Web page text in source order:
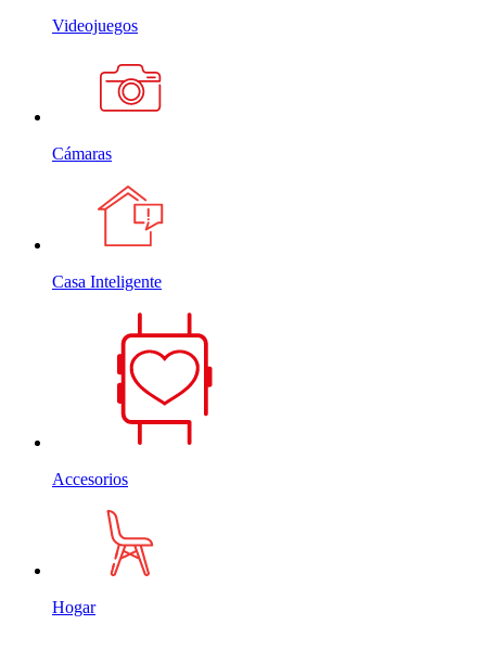
Videojuegos
Cámaras
Casa Inteligente
Accesorios
Hogar